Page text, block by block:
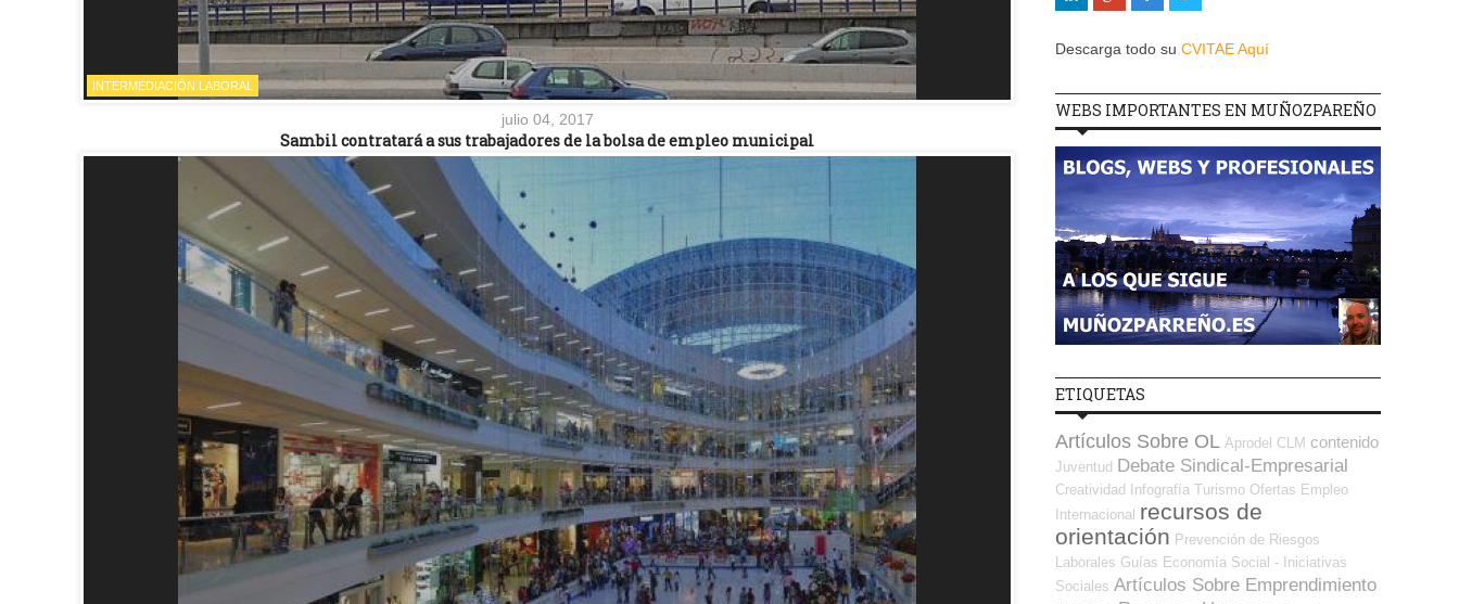
INTERMEDIACIÓN LABORAL
julio 04, 2017
Sambil contratará a sus trabajadores de la bolsa de empleo municipal
Descarga todo su CVITAE Aquí
WEBS IMPORTANTES EN MUÑOZPAREÑO
ETIQUETAS
Artículos Sobre OL Aprodel CLM contenido
Juventud Debate Sindical-Empresarial
Creatividad Infografía Turismo Ofertas Empleo
Internacional recursos de
orientación Prevención de Riesgos
Laborales Guías Economía Social - Iniciativas
Sociales Artículos Sobre Emprendimiento